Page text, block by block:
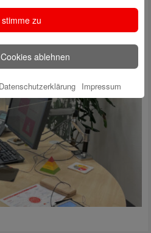
gefördert wird.“
zu
ablehnen
Datenschutzerklärung Impressum